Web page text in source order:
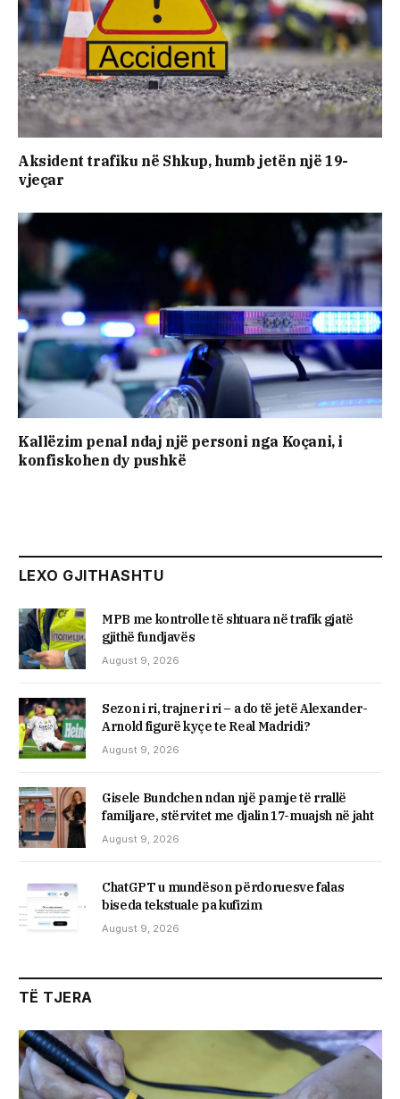
Aksident trafiku në Shkup, humb jetën një 19-
vjeçar
Kallëzim penal ndaj një personi nga Koçani, i
konfiskohen dy pushkë
LEXO GJITHASHTU
MPB me kontrolle të shtuara në trafik gjatë
gjithë fundjavës
August 9, 2026
Sezon i ri, trajner i ri – a do të jetë Alexander-
Arnold figurë kyçe te Real Madridi?
August 9, 2026
Gisele Bundchen ndan një pamje të rrallë
familjare, stërvitet me djalin 17-muajsh në jaht
August 9, 2026
ChatGPT u mundëson përdoruesve falas
biseda tekstuale pa kufizim
August 9, 2026
TË TJERA